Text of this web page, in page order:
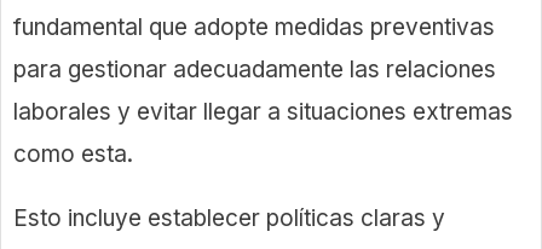
fundamental que adopte medidas preventivas
para gestionar adecuadamente las relaciones
laborales y evitar llegar a situaciones extremas
como esta.
Esto incluye establecer políticas claras y